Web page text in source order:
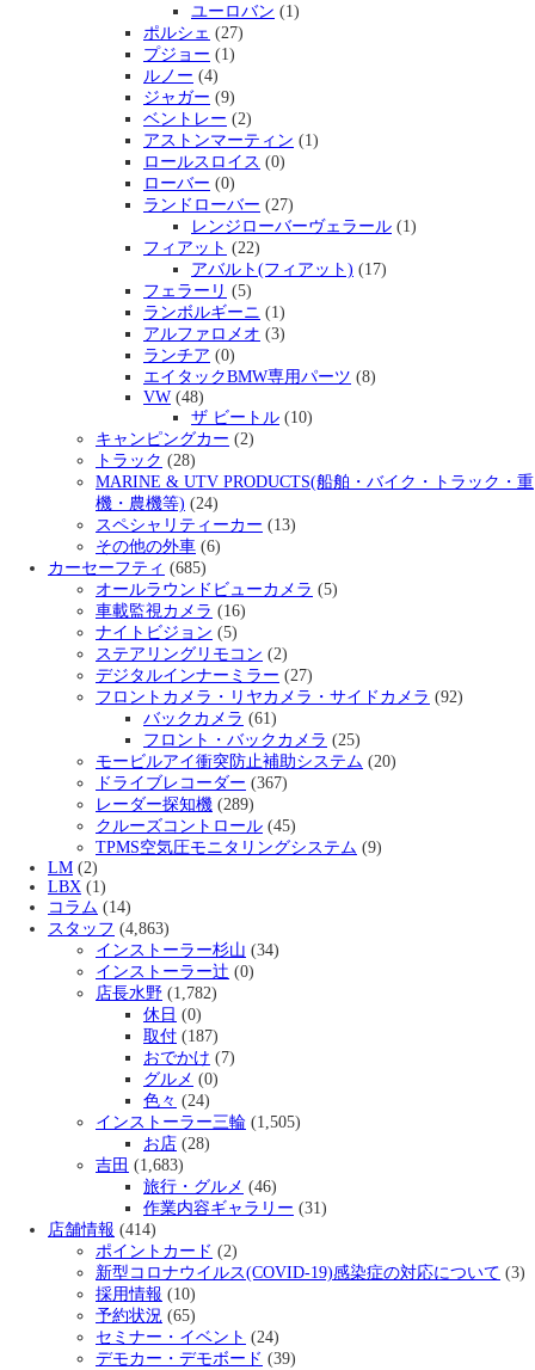
ユーロバン (1)
ポルシェ (27)
プジョー (1)
ルノー (4)
ジャガー (9)
ベントレー (2)
アストンマーティン (1)
ロールスロイス (0)
ローバー (0)
ランドローバー (27)
レンジローバーヴェラール (1)
フィアット (22)
アバルト(フィアット) (17)
フェラーリ (5)
ランボルギーニ (1)
アルファロメオ (3)
ランチア (0)
エイタックBMW専用パーツ (8)
VW (48)
ザ ビートル (10)
キャンピングカー (2)
トラック (28)
MARINE & UTV PRODUCTS(船舶・バイク・トラック・重
機・農機等) (24)
スペシャリティーカー (13)
その他の外車 (6)
カーセーフティ (685)
オールラウンドビューカメラ (5)
車載監視カメラ (16)
ナイトビジョン (5)
ステアリングリモコン (2)
デジタルインナーミラー (27)
フロントカメラ・リヤカメラ・サイドカメラ (92)
バックカメラ (61)
フロント・バックカメラ (25)
モービルアイ衝突防止補助システム (20)
ドライブレコーダー (367)
レーダー探知機 (289)
クルーズコントロール (45)
TPMS空気圧モニタリングシステム (9)
LM (2)
LBX (1)
コラム (14)
スタッフ (4,863)
インストーラー杉山 (34)
インストーラー辻 (0)
店長水野 (1,782)
休日 (0)
取付 (187)
おでかけ (7)
グルメ (0)
色々 (24)
インストーラー三輪 (1,505)
お店 (28)
吉田 (1,683)
旅行・グルメ (46)
作業内容ギャラリー (31)
店舗情報 (414)
ポイントカード (2)
新型コロナウイルス(COVID-19)感染症の対応について (3)
採用情報 (10)
予約状況 (65)
セミナー・イベント (24)
デモカー・デモボード (39)